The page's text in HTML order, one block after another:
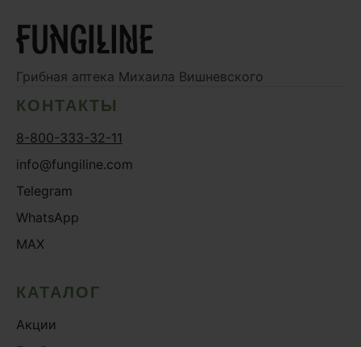
Грибная аптека Михаила Вишневского
КОНТАКТЫ
8-800-333-32-11
info@fungiline.com
Telegram
WhatsApp
MAX
КАТАЛОГ
Акции